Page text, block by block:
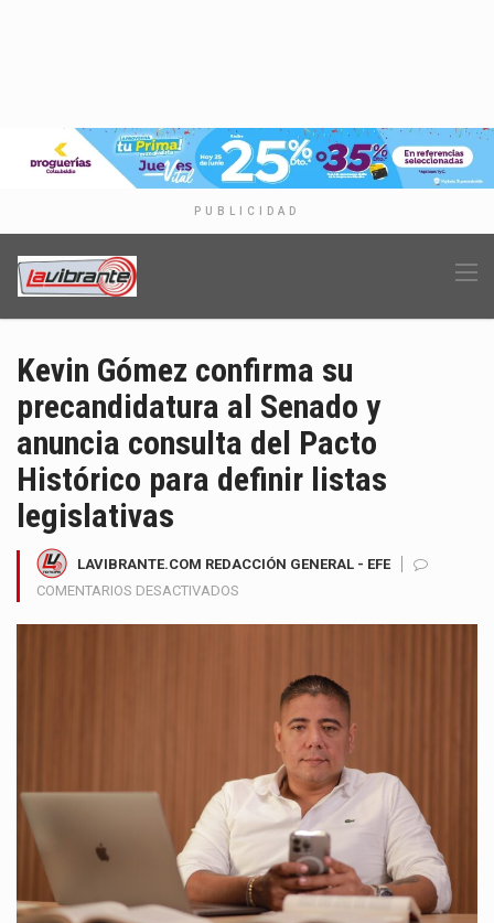
PUBLICIDAD
Kevin Gómez confirma su
precandidatura al Senado y
anuncia consulta del Pacto
Histórico para definir listas
legislativas
LAVIBRANTE.COM REDACCIÓN GENERAL - EFE
COMENTARIOS DESACTIVADOS
PRECANDIDATURA
SENADO
Y
ANUNCIA
CONSULTA
PACTO
HISTÓRICO
PARA